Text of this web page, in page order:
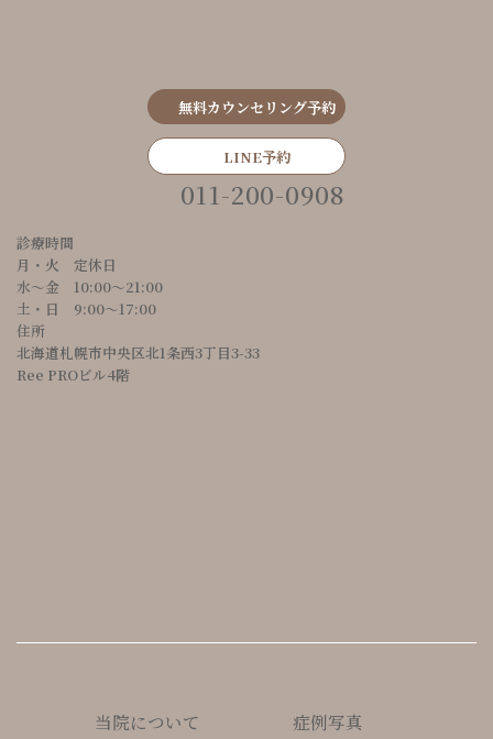
無料カウンセリング予約
LINE予約
011-200-0908
診療時間
月・火 定休日
水～金 10:00〜21:00
土・日 9:00〜17:00
住所
北海道札幌市中央区北1条西3丁目3-33
Ree PROビル4階
当院について 症例写真